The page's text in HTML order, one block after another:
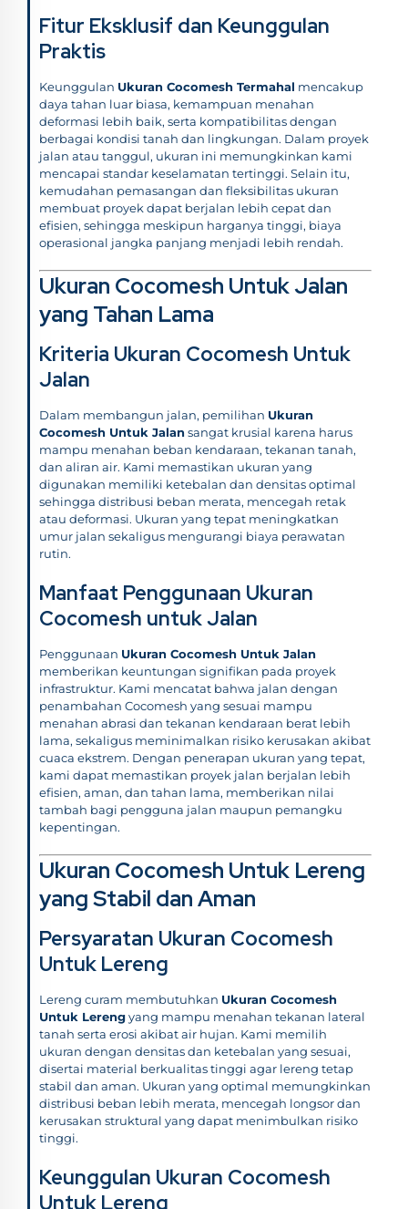
Fitur Eksklusif dan Keunggulan
Praktis
Keunggulan Ukuran Cocomesh Termahal mencakup
daya tahan luar biasa, kemampuan menahan
deformasi lebih baik, serta kompatibilitas dengan
berbagai kondisi tanah dan lingkungan. Dalam proyek
jalan atau tanggul, ukuran ini memungkinkan kami
mencapai standar keselamatan tertinggi. Selain itu,
kemudahan pemasangan dan fleksibilitas ukuran
membuat proyek dapat berjalan lebih cepat dan
efisien, sehingga meskipun harganya tinggi, biaya
operasional jangka panjang menjadi lebih rendah.
Ukuran Cocomesh Untuk Jalan
yang Tahan Lama
Kriteria Ukuran Cocomesh Untuk
Jalan
Dalam membangun jalan, pemilihan Ukuran
Cocomesh Untuk Jalansangat krusial karena harus
mampu menahan beban kendaraan, tekanan tanah,
dan aliran air. Kami memastikan ukuran yang
digunakan memiliki ketebalan dan densitas optimal
sehingga distribusi beban merata, mencegah retak
atau deformasi. Ukuran yang tepat meningkatkan
umur jalan sekaligus mengurangi biaya perawatan
rutin.
Manfaat Penggunaan Ukuran
Cocomesh untuk Jalan
Penggunaan Ukuran Cocomesh Untuk Jalan
memberikan keuntungan signifikan pada proyek
infrastruktur. Kami mencatat bahwa jalan dengan
penambahan Cocomesh yang sesuai mampu
menahan abrasi dan tekanan kendaraan berat lebih
lama, sekaligus meminimalkan risiko kerusakan akibat
cuaca ekstrem. Dengan penerapan ukuran yang tepat,
kami dapat memastikan proyek jalan berjalan lebih
efisien, aman, dan tahan lama, memberikan nilai
tambah bagi pengguna jalan maupun pemangku
kepentingan.
Ukuran Cocomesh Untuk Lereng
yang Stabil dan Aman
Persyaratan Ukuran Cocomesh
Untuk Lereng
Lereng curam membutuhkan Ukuran Cocomesh
Untuk Lerengyang mampu menahan tekanan lateral
tanah serta erosi akibat air hujan. Kami memilih
ukuran dengan densitas dan ketebalan yang sesuai,
disertai material berkualitas tinggi agar lereng tetap
stabil dan aman. Ukuran yang optimal memungkinkan
distribusi beban lebih merata, mencegah longsor dan
kerusakan struktural yang dapat menimbulkan risiko
tinggi.
Keunggulan Ukuran Cocomesh
Untuk Lereng